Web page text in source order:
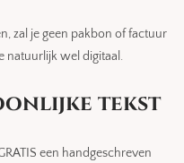
zal je geen pakbon of factuur
natuurlijk wel digitaal.
tekst
een handgeschreven